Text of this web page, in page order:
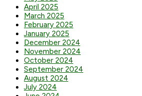
April 2025
March 2025
February 2025
January 2025
December 2024
November 2024
October 2024
September 2024
August 2024
July 2024